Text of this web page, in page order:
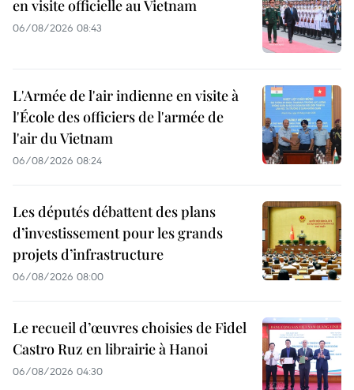
en visite officielle au Vietnam
06/08/2026 08:43
L'Armée de l'air indienne en visite à
l'École des officiers de l'armée de
l'air du Vietnam
06/08/2026 08:24
Les députés débattent des plans
d’investissement pour les grands
projets d’infrastructure
06/08/2026 08:00
Le recueil d’œuvres choisies de Fidel
Castro Ruz en librairie à Hanoi
06/08/2026 04:30